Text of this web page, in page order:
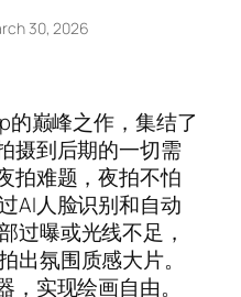
30, 2026
的巅峰之作，集结了
摄到后期的一切需
拍难题，夜拍不怕
AI人脸识别和自动
过曝或光线不足，
出氛围质感大片。
实现绘画自由。